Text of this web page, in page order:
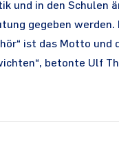
und in den Schulen
gegeben
ist das Motto und
betonte Ulf